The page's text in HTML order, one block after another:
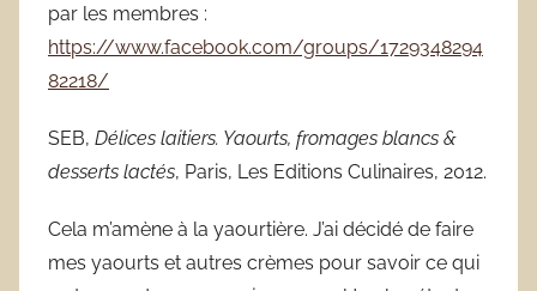
par les membres :
https://www.facebook.com/groups/1729348294
82218/
SEB, Délices laitiers. Yaourts, fromages blancs &
desserts lactés, Paris, Les Editions Culinaires, 2012.
Cela m’amène à la yaourtière. J’ai décidé de faire
mes yaourts et autres crèmes pour savoir ce qui